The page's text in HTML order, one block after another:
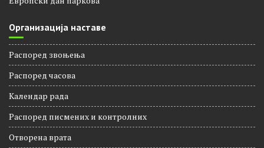
Организација наставе
Распоред звоњења
Распорeд часова
Календар рада
Распоред писмених и контролних
Отворена врата